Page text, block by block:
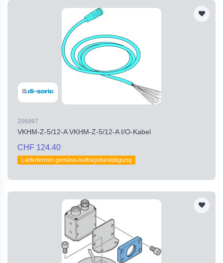
206897
VKHM-Z-5/12-A VKHM-Z-5/12-A I/O-Kabel
CHF 124.40
Liefertermin gemäss Auftragsbestätigung